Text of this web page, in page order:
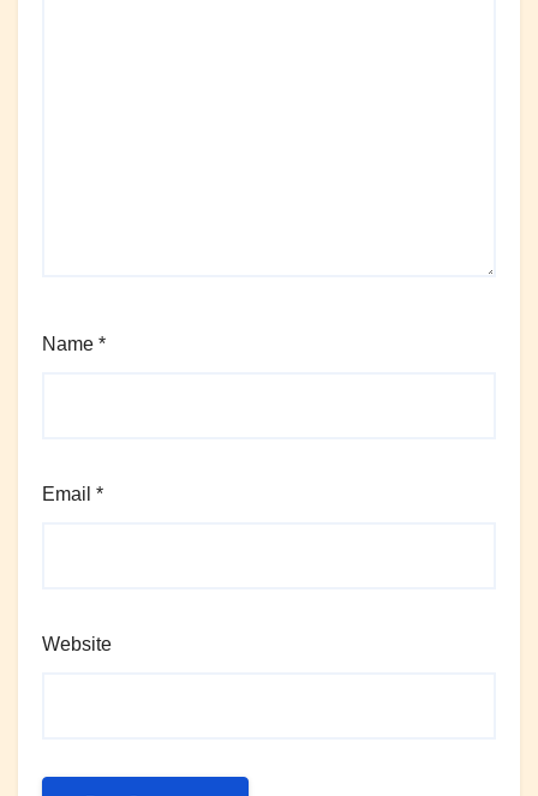
Name *
Email *
Website